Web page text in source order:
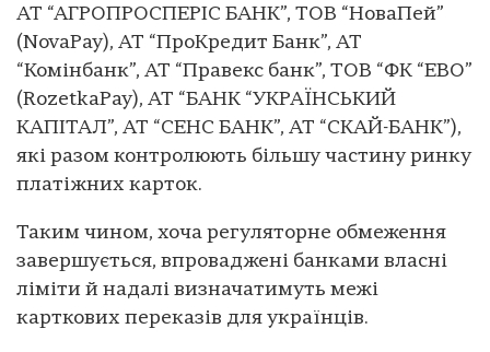
АТ “АГРОПРОСПЕРІС БАНК”, ТОВ “НоваПей”
(NovaPay), АТ “ПроКредит Банк”, АТ
“Комінбанк”, АТ “Правекс банк”, ТОВ “ФК “ЕВО”
(RozetkaPay), АТ “БАНК “УКРАЇНСЬКИЙ
КАПІТАЛ”, АТ “СЕНС БАНК”, АТ “СКАЙ-БАНК”),
які разом контролюють більшу частину ринку
платіжних карток.
Таким чином, хоча регуляторне обмеження
завершується, впроваджені банками власні
ліміти й надалі визначатимуть межі
карткових переказів для українців.